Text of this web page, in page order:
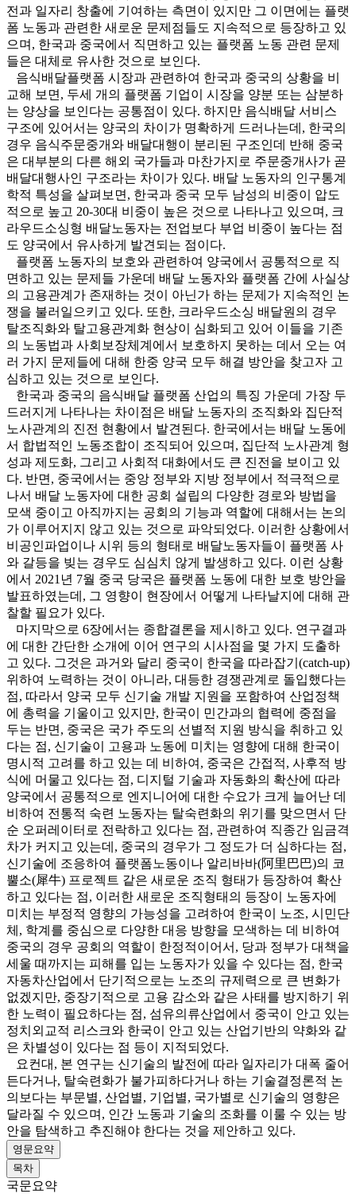
전과 일자리 창출에 기여하는 측면이 있지만 그 이면에는 플랫
폼 노동과 관련한 새로운 문제점들도 지속적으로 등장하고 있
으며, 한국과 중국에서 직면하고 있는 플랫폼 노동 관련 문제
들은 대체로 유사한 것으로 보인다.
음식배달플랫폼 시장과 관련하여 한국과 중국의 상황을 비
교해 보면, 두세 개의 플랫폼 기업이 시장을 양분 또는 삼분하
는 양상을 보인다는 공통점이 있다. 하지만 음식배달 서비스
구조에 있어서는 양국의 차이가 명확하게 드러나는데, 한국의
경우 음식주문중개와 배달대행이 분리된 구조인데 반해 중국
은 대부분의 다른 해외 국가들과 마찬가지로 주문중개사가 곧
배달대행사인 구조라는 차이가 있다. 배달 노동자의 인구통계
학적 특성을 살펴보면, 한국과 중국 모두 남성의 비중이 압도
적으로 높고 20-30대 비중이 높은 것으로 나타나고 있으며, 크
라우드소싱형 배달노동자는 전업보다 부업 비중이 높다는 점
도 양국에서 유사하게 발견되는 점이다.
플랫폼 노동자의 보호와 관련하여 양국에서 공통적으로 직
면하고 있는 문제들 가운데 배달 노동자와 플랫폼 간에 사실상
의 고용관계가 존재하는 것이 아닌가 하는 문제가 지속적인 논
쟁을 불러일으키고 있다. 또한, 크라우드소싱 배달원의 경우
탈조직화와 탈고용관계화 현상이 심화되고 있어 이들을 기존
의 노동법과 사회보장체계에서 보호하지 못하는 데서 오는 여
러 가지 문제들에 대해 한중 양국 모두 해결 방안을 찾고자 고
심하고 있는 것으로 보인다.
한국과 중국의 음식배달 플랫폼 산업의 특징 가운데 가장 두
드러지게 나타나는 차이점은 배달 노동자의 조직화와 집단적
노사관계의 진전 현황에서 발견된다. 한국에서는 배달 노동에
서 합법적인 노동조합이 조직되어 있으며, 집단적 노사관계 형
성과 제도화, 그리고 사회적 대화에서도 큰 진전을 보이고 있
다. 반면, 중국에서는 중앙 정부와 지방 정부에서 적극적으로
나서 배달 노동자에 대한 공회 설립의 다양한 경로와 방법을
모색 중이고 아직까지는 공회의 기능과 역할에 대해서는 논의
가 이루어지지 않고 있는 것으로 파악되었다. 이러한 상황에서
비공인파업이나 시위 등의 형태로 배달노동자들이 플랫폼 사
와 갈등을 빚는 경우도 심심치 않게 발생하고 있다. 이런 상황
에서 2021년 7월 중국 당국은 플랫폼 노동에 대한 보호 방안을
발표하였는데, 그 영향이 현장에서 어떻게 나타날지에 대해 관
찰할 필요가 있다.
마지막으로 6장에서는 종합결론을 제시하고 있다. 연구결과
에 대한 간단한 소개에 이어 연구의 시사점을 몇 가지 도출하
고 있다. 그것은 과거와 달리 중국이 한국을 따라잡기(catch-up)
위하여 노력하는 것이 아니라, 대등한 경쟁관계로 돌입했다는
점, 따라서 양국 모두 신기술 개발 지원을 포함하여 산업정책
에 총력을 기울이고 있지만, 한국이 민간과의 협력에 중점을
두는 반면, 중국은 국가 주도의 선별적 지원 방식을 취하고 있
다는 점, 신기술이 고용과 노동에 미치는 영향에 대해 한국이
명시적 고려를 하고 있는 데 비하여, 중국은 간접적, 사후적 방
식에 머물고 있다는 점, 디지털 기술과 자동화의 확산에 따라
양국에서 공통적으로 엔지니어에 대한 수요가 크게 늘어난 데
비하여 전통적 숙련 노동자는 탈숙련화의 위기를 맞으면서 단
순 오퍼레이터로 전락하고 있다는 점, 관련하여 직종간 임금격
차가 커지고 있는데, 중국의 경우가 그 정도가 더 심하다는 점,
신기술에 조응하여 플랫폼노동이나 알리바바(阿里巴巴)의 코
뿔소(犀牛) 프로젝트 같은 새로운 조직 형태가 등장하여 확산
하고 있다는 점, 이러한 새로운 조직형태의 등장이 노동자에
미치는 부정적 영향의 가능성을 고려하여 한국이 노조, 시민단
체, 학계를 중심으로 다양한 대응 방향을 모색하는 데 비하여
중국의 경우 공회의 역할이 한정적이어서, 당과 정부가 대책을
세울 때까지는 피해를 입는 노동자가 있을 수 있다는 점, 한국
자동차산업에서 단기적으로는 노조의 규제력으로 큰 변화가
없겠지만, 중장기적으로 고용 감소와 같은 사태를 방지하기 위
한 노력이 필요하다는 점, 섬유의류산업에서 중국이 안고 있는
정치외교적 리스크와 한국이 안고 있는 산업기반의 약화와 같
은 차별성이 있다는 점 등이 지적되었다.
요컨대, 본 연구는 신기술의 발전에 따라 일자리가 대폭 줄어
든다거나, 탈숙련화가 불가피하다거나 하는 기술결정론적 논
의보다는 부문별, 산업별, 기업별, 국가별로 신기술의 영향은
달라질 수 있으며, 인간 노동과 기술의 조화를 이룰 수 있는 방
안을 탐색하고 추진해야 한다는 것을 제안하고 있다.
영문요약
목차
국문요약